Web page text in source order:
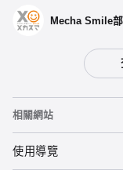
預購期間：2024年12
2025年06月發售・每人
Mecha Smile部
相關網站
黏土人
使用導覽